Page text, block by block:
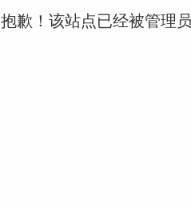
抱歉！该站点已经被管理